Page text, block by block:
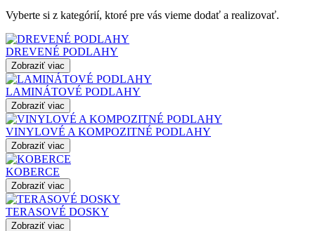
Vyberte si z kategórií, ktoré pre vás vieme dodať a realizovať.
DREVENÉ PODLAHY
Zobraziť viac
LAMINÁTOVÉ PODLAHY
Zobraziť viac
VINYLOVÉ A KOMPOZITNÉ PODLAHY
Zobraziť viac
KOBERCE
Zobraziť viac
TERASOVÉ DOSKY
Zobraziť viac